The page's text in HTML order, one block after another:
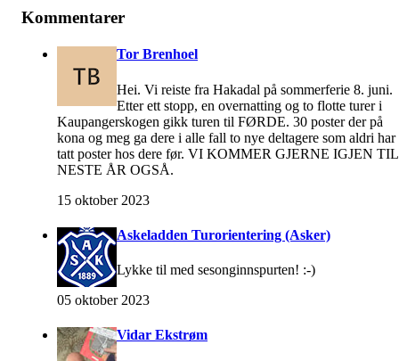
Kommentarer
Tor Brenhoel
Hei. Vi reiste fra Hakadal på sommerferie 8. juni.
Etter ett stopp, en overnatting og to flotte turer i
Kaupangerskogen gikk turen til FØRDE. 30 poster der på
kona og meg ga dere i alle fall to nye deltagere som aldri har
tatt poster hos dere før. VI KOMMER GJERNE IGJEN TIL
NESTE ÅR OGSÅ.
15 oktober 2023
Askeladden Turorientering (Asker)
Lykke til med sesonginnspurten! :-)
05 oktober 2023
Vidar Ekstrøm